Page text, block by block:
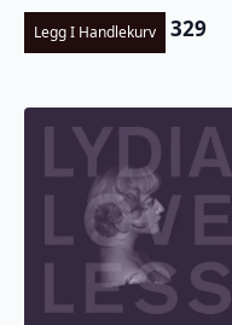
Legg I Handlekurv 329